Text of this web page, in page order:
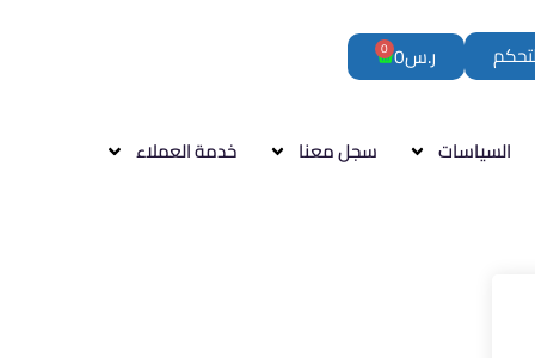
ر.س0
0
السياسات سجل معنا خدمة العملاء